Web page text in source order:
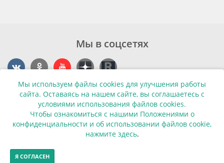
Мы используем файлы cookies для улучшения работы
сайта. Оставаясь на нашем сайте, вы соглашаетесь с
условиями использования файлов cookies.
Чтобы ознакомиться с нашими Положениями о
конфиденциальности и об использовании файлов cookie,
нажмите здесь.
Я СОГЛАСЕН
Мы в соцсетях
Контакты
г. Калининград, ул. Эпроновская, 1
Часы работы: с 10:00 до 20:00